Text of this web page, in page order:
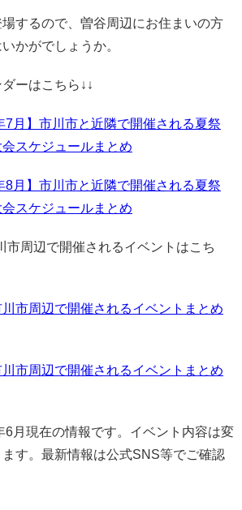
するので、曽谷周辺にお住まいの方
かがでしょうか。
ーはこちら↓↓
7月】市川市と近隣で開催される夏祭
スケジュールまとめ
8月】市川市と近隣で開催される夏祭
スケジュールまとめ
市周辺で開催されるイベントはこち
市周辺で開催されるイベントまとめ
市周辺で開催されるイベントまとめ
月現在の情報です。イベント内容は変
す。最新情報は公式SNS等でご確認